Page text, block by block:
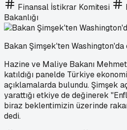
Finansal İstikrar Komitesi
Bakanlığı
Bakan Şimşek'ten Washington'da
Hazine ve Maliye Bakanı
katıldığı panelde Türkiye
açıklamalarda bulundu. Şimşek
yarattığı etkiye de değinerek
biraz beklentimizin üzerinde
dedi.